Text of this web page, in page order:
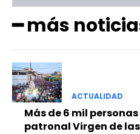
━ más
ACTUALIDAD
Más de 6 mil
patronal Virgen de